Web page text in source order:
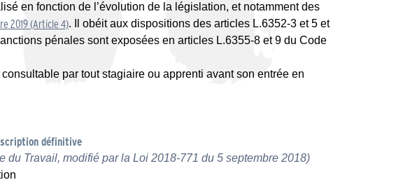
en fonction de l’évolution de la législation, et notamment des
2019 (Article 4). Il obéit aux dispositions des articles L.6352-3 et 5 et
pénales sont exposées en articles L.6355-8 et 9 du Code
par tout stagiaire ou apprenti avant son entrée en
définitive
du Travail, modifié par la Loi 2018-771 du 5 septembre 2018)